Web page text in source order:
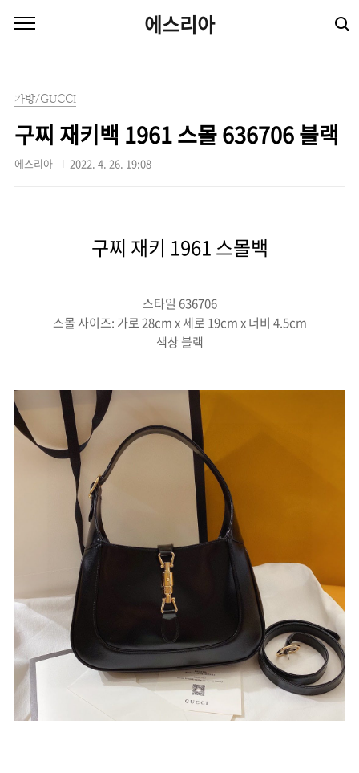
에스리아
가방/GUCCI
구찌 재키백 1961 스몰 636706 블랙
에스리아 2022. 4. 26. 19:08
구찌 재키 1961 스몰백
스타일 ‎636706
스몰 사이즈: 가로 28cm x 세로 19cm x 너비 4.5cm
색상 블랙